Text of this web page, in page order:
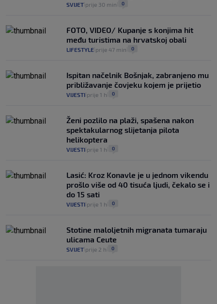
SVIJET prije 30 min 0
FOTO, VIDEO/ Kupanje s konjima hit
među turistima na hrvatskoj obali
LIFESTYLE prije 47 min 0
Ispitan načelnik Bošnjak, zabranjeno mu
približavanje čovjeku kojem je prijetio
VIJESTI prije 1 h 0
Ženi pozlilo na plaži, spašena nakon
spektakularnog slijetanja pilota
helikoptera
VIJESTI prije 1 h 0
Lasić: Kroz Konavle je u jednom vikendu
prošlo više od 40 tisuća ljudi, čekalo se i
do 15 sati
VIJESTI prije 1 h 0
Stotine maloljetnih migranata tumaraju
ulicama Ceute
SVIJET prije 2 h 0